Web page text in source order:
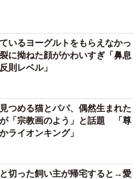
いるヨーグルトをもらえなかっ
に拗ねた顔がかわいすぎ「鼻息
則レベル」
つめる猫とパパ、偶然生まれた
「宗教画のよう」と話題 「尊
ライオンキング」
切った飼い主が帰宅すると→愛